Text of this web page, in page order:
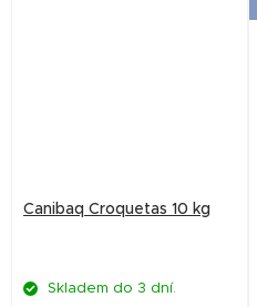
Canibaq Croquetas 10 kg
Skladem do 3 dní.